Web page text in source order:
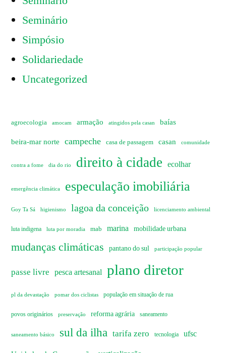
Seminário
Simpósio
Solidariedade
Uncategorized
agroecologia amocam armação atingidos pela casan baías
beira-mar norte campeche casa de passagem casan comunidade
contra a fome dia do rio direito à cidade ecolhar
emergência climática especulação imobiliária
Goy Ta Sá higienismo lagoa da conceição licenciamento ambiental
luta indigena luta por moradia mab marina mobilidade urbana
mudanças climáticas pantano do sul participação popular
passe livre pesca artesanal plano diretor
pl da devastação pomar dos ciclistas população em situação de rua
povos originários preservação reforma agrária saneamento
saneamento básico sul da ilha tarifa zero tecnologia ufsc